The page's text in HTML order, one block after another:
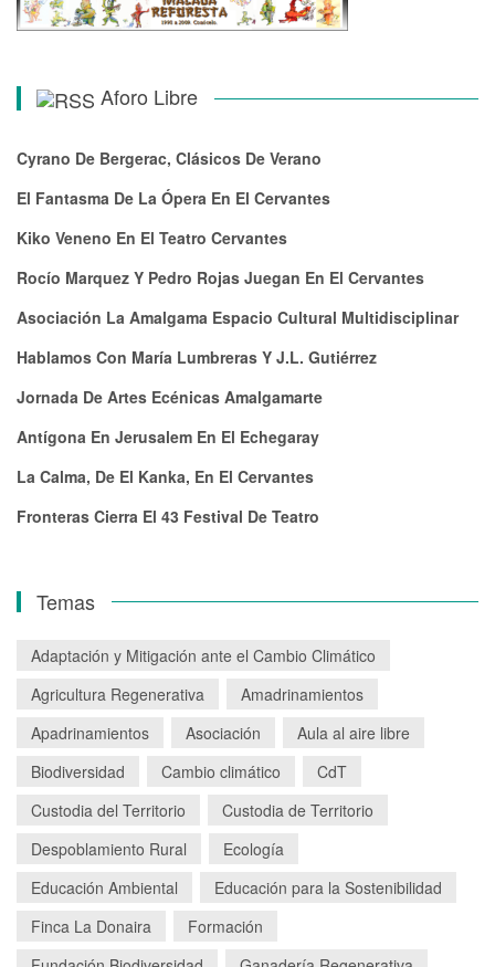
Aforo Libre
Cyrano De Bergerac, Clásicos De Verano
El Fantasma De La Ópera En El Cervantes
Kiko Veneno En El Teatro Cervantes
Rocío Marquez Y Pedro Rojas Juegan En El Cervantes
Asociación La Amalgama Espacio Cultural Multidisciplinar
Hablamos Con María Lumbreras Y J.L. Gutiérrez
Jornada De Artes Ecénicas Amalgamarte
Antígona En Jerusalem En El Echegaray
La Calma, De El Kanka, En El Cervantes
Fronteras Cierra El 43 Festival De Teatro
Temas
Adaptación y Mitigación ante el Cambio Climático
Agricultura Regenerativa
Amadrinamientos
Apadrinamientos
Asociación
Aula al aire libre
Biodiversidad
Cambio climático
CdT
Custodia del Territorio
Custodia de Territorio
Despoblamiento Rural
Ecología
Educación Ambiental
Educación para la Sostenibilidad
Finca La Donaira
Formación